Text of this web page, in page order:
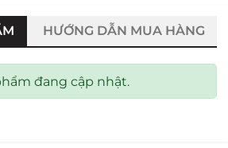
HƯỚNG DẪN MUA HÀNG
đang cập nhật.